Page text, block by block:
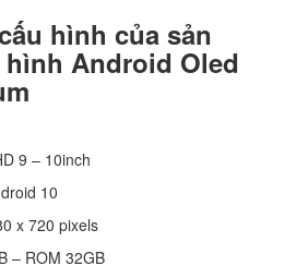
hình của sản
hình Android Oled
9 – 10inch
10
x 720 pixels
– ROM 32GB